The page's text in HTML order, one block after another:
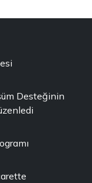
Desteğinin